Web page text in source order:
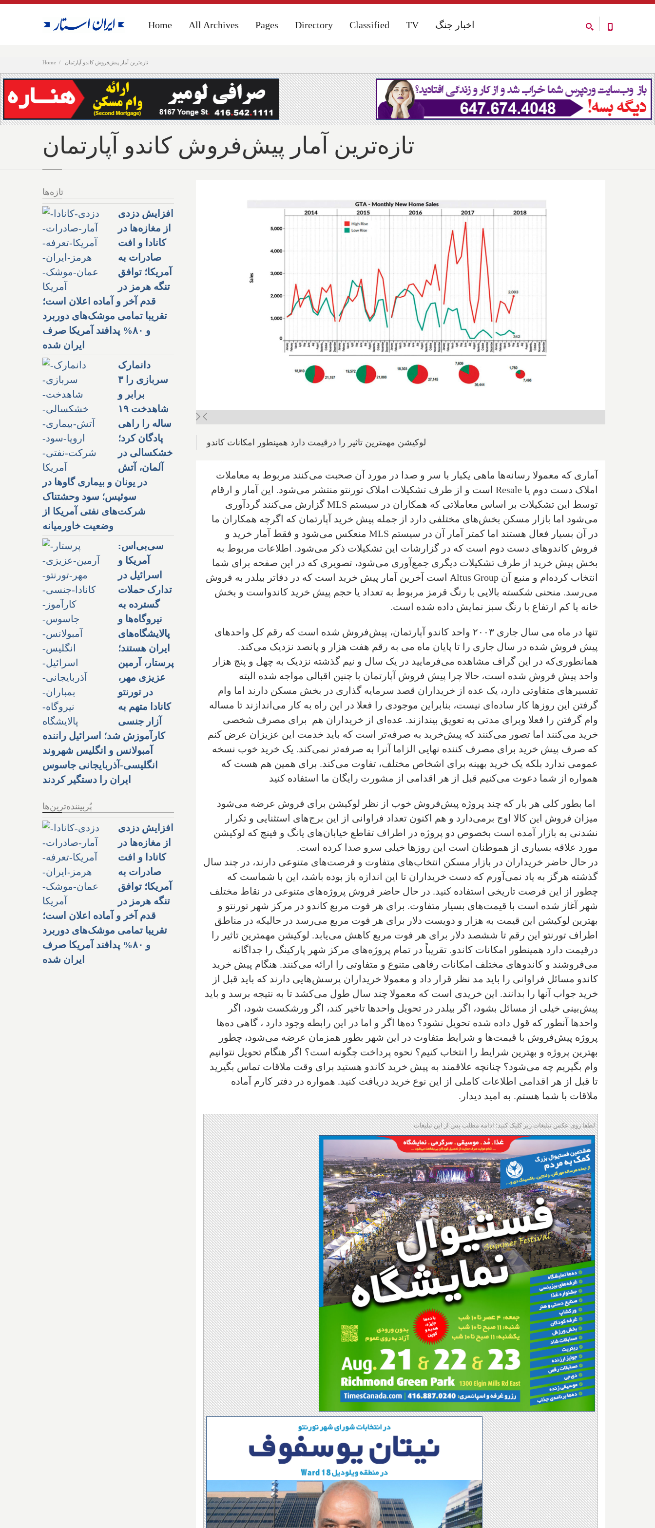
Home تازه‌ترین آمار پیش‌فروش کاندو آپارتمان
Home All Archives Pages Directory Classified TV اخبار جنگ Home All Archives Pages Directory Classified TV اخبار جنگ
تازه‌ترین آمار پیش‌فروش کاندو آپارتمان
لوکیشن مهمترین تاثیر را درقیمت دارد همینطور امکانات کاندو
آماری که معمولا رسانه‌ها ماهی ‌یکبار با سر و صدا در مورد آن صحبت می‌‌کنند مربوط به معاملات
املاک دست دوم یا Resale است و از طرف تشکیلات املاک تورنتو منتشر می‌‌شود. این آمار و ارقام
توسط این تشکیلات بر اساس معاملاتی که همکاران در سیستم MLS گزارش می‌‌کنند گردآوری
می‌‌شود اما بازار مسکن بخش‌های مختلفی‌ دارد از جمله پیش خرید آپارتمان که اگرچه همکاران ما
در آن بسیار فعال هستند اما کمتر آمار آن در سیستم MLS منعکس می‌‌شود و فقط آمار خرید و
فروش کاندو‌های دست دوم است که در گزارشات این تشکیلات ذکر می‌‌شود. اطلاعات مربوط به
بخش پیش خرید از طرف تشکیلات دیگری جمع‌آوری می‌‌شود‌، تصویری که در این صفحه برای شما
انتخاب کرده‌ام و منبع آن Altus Group‌ است آخرین آمار پیش خرید است که در دفاتر بیلدر به فروش
می‌‌رسد. منحنی شکسته بالایی با رنگ قرمز مربوط به تعداد یا حجم پیش خرید کاندواست و بخش
خانه یا کم ارتفاع با رنگ سبز نمایش داده شده است.
تنها در ماه می سال جاری ۲۰۰۳ واحد کاندو آپارتمان‌، پیش‌فروش شده است که رقم کل واحد‌های
پیش فروش شده در سال جاری را تا پایان ماه می به رقم هفت هزار و پانصد نزدیک می‌‌کند.
همانطوری‌که در این گراف مشاهده می‌‌فرمایید در یک سال و نیم گذشته نزدیک به چهل و پنج هزار
واحد پیش فروش شده است، حالا چرا پیش فروش آپارتمان با چنین اقبالی مواجه شده البته
تفسیر‌های متفاوتی دارد، یک عده از خریداران قصد سرمایه گذاری در بخش مسکن دارند اما وام
گرفتن این روزها کار ساده‌ای‌ نیست، بنابراین موجودی را فعلا در این راه به کار می‌‌اندازند تا مساله
وام گرفتن را فعلا وبرای مدتی‌ به تعویق بیندازند. عده‌ای‌ از خریداران هم برای مصرف شخصی‌
خرید می‌‌کنند اما تصور می‌‌کنند که پیش‌خرید به صرفه‌تر است که باید خدمت این عزیزان عرض کنم
که صرف پیش خرید برای مصرف کننده نهایی الزاما آنرا به صرفه‌تر نمی‌‌کند. یک خرید خوب نسخه
عمومی‌ ندارد بلکه یک خرید بهینه برای اشخاص مختلف، تفاوت می‌‌کند. برای همین هم هست که
همواره از شما دعوت می‌‌کنیم قبل از هر اقدامی از مشورت رایگان ما استفاده کنید
اما بطور کلی‌ هر بار که چند پروژه پیش‌فروش خوب از نظر لوکیشن برای فروش عرضه می‌‌شود
میزان فروش این کالا اوج بر‌می‌دارد و هم اکنون تعداد فراوانی از این برج‌های استثنایی و تکرار
نشدنی‌ به بازار آمده است بخصوص دو پروژه در اطراف تقاطع خیابان‌های یانگ و فینچ که لوکیشن
مورد علاقه بسیاری از هموطنان است این روز‌ها خیلی‌ سرو صدا کرده است.
در حال حاضر خریداران در بازار مسکن انتخاب‌های متفاوت و فرصت‌های متنوعی دارند‌، در چند سال
گذشته هرگز به یاد نمی‌‌آورم که دست خریداران تا این اندازه باز بوده باشد، این با شماست که
چطور از این فرصت تاریخی استفاده کنید. در حال حاضر فروش پروژه‌های متنوعی در نقاط مختلف
شهر آغاز شده است با قیمت‌های بسیار متفاوت. برای هر فوت مربع کاندو در مرکز شهر تورنتو و
بهترین لوکیشن این قیمت به هزار و دویست دلار برای هر فوت مربع می‌‌رسد در حالیکه در مناطق
اطراف تورنتو این رقم تا ششصد دلار برای هر فوت مربع کاهش می‌‌یابد. لوکیشن مهمترین تاثیر را
درقیمت دارد همینطور امکانات کاندو. تقریباً در تمام پروژه‌های مرکز شهر پارکینگ را جداگانه
می‌‌فروشند و کاندو‌های مختلف امکانات رفاهی‌ متنوع و متفاوتی را ارائه می‌‌کنند. هنگام پیش خرید
کاندو مسائل فراوانی را باید مد نظر قرار داد و معمولا خریداران پرسش‌ها‌یی‌ دارند که باید قبل از
خرید جواب آنها را بدانند. این خریدی است که معمولا چند سال طول می‌‌کشد تا به نتیجه برسد و باید
پیش‌بینی‌ خیلی‌ از مسائل بشود، اگر بیلدر در تحویل واحد‌ها تاخیر کند، اگر ورشکست شود، اگر
واحد‌ها آنطور که قول داده شده تحویل نشود؟ ده‌ها اگر و اما در این رابطه وجود دارد ، گاهی‌ ده‌ها
پروژه پیش‌فروش با قیمت‌ها و شرایط متفاوت در این شهر بطور همزمان عرضه می‌‌شود، چطور
بهترین پروژه و بهترین شرایط را انتخاب کنیم؟ نحوه پرداخت چگونه است؟ اگر هنگام تحویل نتوانیم
وام بگیریم چه می‌‌شود؟ چنانچه علاقمند به پیش خرید کاندو هستید برای وقت ملاقات تماس بگیرید
تا قبل از هر اقدامی اطلاعات کاملی از این نوع خرید دریافت کنید. همواره در دفتر کارم آماده
ملاقات با شما هستم. به امید دیدار.
لطفا روی عکس تبلیغات زیر کلیک کنید؛ ادامه مطلب پس از این تبلیغات
تازه‌ها
افزایش دزدی
از مغازه‌ها در
کانادا و افت
صادرات به
آمریکا؛ توافق
تنگه هرمز در
قدم آخر و آماده اعلان است؛
تقریبا تمامی موشک‌های دوربرد
و ۸۰% پدافند آمریکا صرف
ایران شده
دانمارک
سربازی را ۳
برابر و
شاهدخت ۱۹
ساله را راهی
پادگان کرد؛
خشکسالی در
آلمان، آتش
در یونان و بیماری گاوها در
سوئیس؛ سود وحشتناک
شرکت‌های نفتی آمریکا از
وضعیت خاورمیانه
سی‌بی‌اس:
آمریکا و
اسرائیل در
تدارک حملات
گسترده به
نیروگاه‌ها و
پالایشگاه‌های
ایران هستند؛
پرستار، آرمین
عزیزی مهر،
در تورنتو
کانادا متهم به
آزار جنسی
کارآموزش شد؛ اسرائیل راننده
آمبولانس و انگلیس شهروند
انگلیسی-آذربایجانی جاسوس
ایران را دستگیر کردند
پُربیننده‌ترین‌ها
افزایش دزدی
از مغازه‌ها در
کانادا و افت
صادرات به
آمریکا؛ توافق
تنگه هرمز در
قدم آخر و آماده اعلان است؛
تقریبا تمامی موشک‌های دوربرد
و ۸۰% پدافند آمریکا صرف
ایران شده